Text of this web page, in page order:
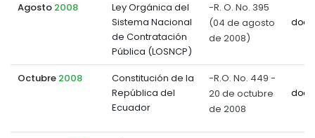
Agosto 2008
Ley Orgánica del
Sistema Nacional
de Contratación
Pública (LOSNCP)
-R. O. No. 395
(04 de agosto
de 2008)
Octubre 2008
Constitución de la
República del
Ecuador
-R.O. No. 449 -
20 de octubre
de 2008